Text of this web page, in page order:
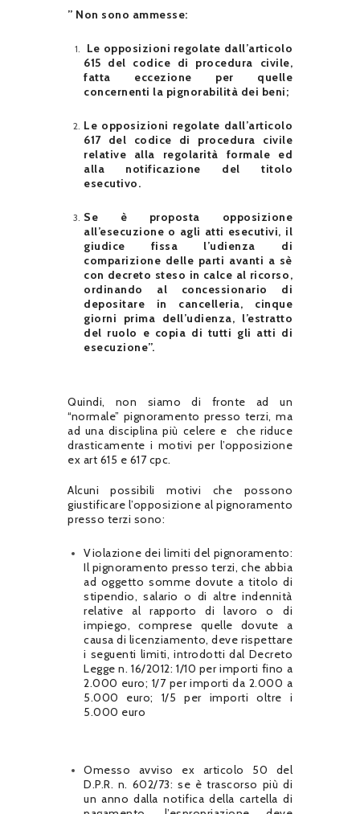
” Non sono ammesse:
Le opposizioni regolate dall’articolo
615 del codice di procedura civile,
fatta eccezione per quelle
concernenti la pignorabilità dei beni;
Le opposizioni regolate dall’articolo
617 del codice di procedura civile
relative alla regolarità formale ed
alla notificazione del titolo
esecutivo.
Se è proposta opposizione
all’esecuzione o agli atti esecutivi, il
giudice fissa l’udienza di
comparizione delle parti avanti a sè
con decreto steso in calce al ricorso,
ordinando al concessionario di
depositare in cancelleria, cinque
giorni prima dell’udienza, l’estratto
del ruolo e copia di tutti gli atti di
esecuzione”.
Quindi, non siamo di fronte ad un
“normale” pignoramento presso terzi, ma
ad una disciplina più celere e che riduce
drasticamente i motivi per l’opposizione
ex art 615 e 617 cpc.
Alcuni possibili motivi che possono
giustificare l’opposizione al pignoramento
presso terzi sono:
Violazione dei limiti del pignoramento:
Il pignoramento presso terzi, che abbia
ad oggetto somme dovute a titolo di
stipendio, salario o di altre indennità
relative al rapporto di lavoro o di
impiego, comprese quelle dovute a
causa di licenziamento, deve rispettare
i seguenti limiti, introdotti dal Decreto
Legge n. 16/2012: 1/10 per importi fino a
2.000 euro; 1/7 per importi da 2.000 a
5.000 euro; 1/5 per importi oltre i
5.000 euro
Omesso avviso ex articolo 50 del
D.P.R. n. 602/73: se è trascorso più di
un anno dalla notifica della cartella di